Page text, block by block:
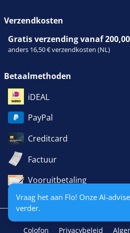
Vraag het aan Flo! Onze AI-
verder.
Verzendkosten
Gratis verzending vanaf
anders 16,50 € verzendkosten (NL)
Betaalmethoden
iDEAL
PayPal
Creditcard
Factuur
Vooruitbetaling
Colofon Privacybeleid